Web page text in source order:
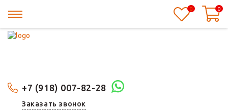
+7 (918) 007-82-28
Заказать звонок
0 0